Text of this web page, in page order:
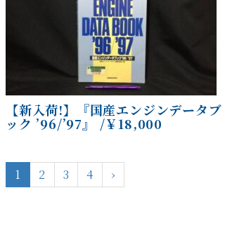
【新入荷!】『国産エンジンデータブ
ック ’96/’97』 /￥18,000
1 2 3 4 ›